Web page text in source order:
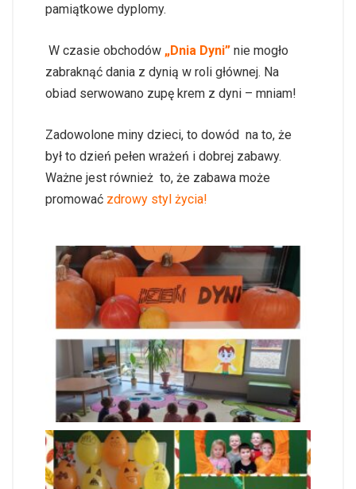
pamiątkowe dyplomy.
W czasie obchodów „Dnia Dyni” nie mogło
zabraknąć dania z dynią w roli głównej. Na
obiad serwowano zupę krem z dyni – mniam!
Zadowolone miny dzieci, to dowód na to, że
był to dzień pełen wrażeń i dobrej zabawy.
Ważne jest również to, że zabawa może
promować zdrowy styl życia!